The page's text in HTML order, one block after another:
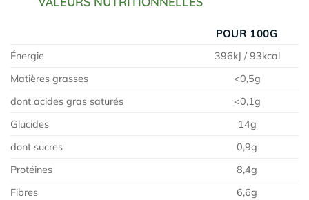
POUR 100G
Énergie
396kJ / 93kcal
Matières grasses
<0,5g
dont acides gras saturés
<0,1g
Glucides
14g
dont sucres
0,9g
Protéines
8,4g
Fibres
6,6g